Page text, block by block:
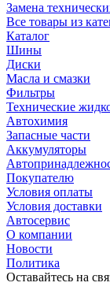
Замена
Все товары из
Каталог
Шины
Диски
Масла и смазки
Фильтры
Технические
Автохимия
Запасные части
Аккумуляторы
Покупателю
Условия оплаты
Условия доставки
Автосервис
О компании
Новости
Политика
Оставайтесь на